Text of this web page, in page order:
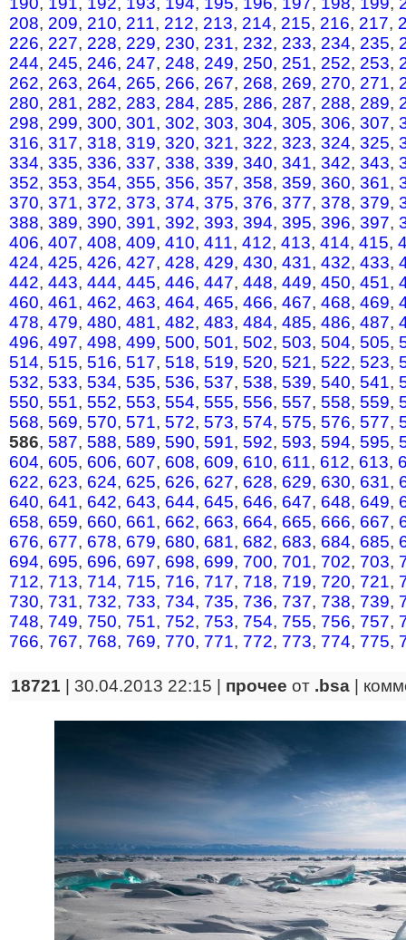
208, 209, 210, 211, 212, 213, 214, 215, 216, 217,
226, 227, 228, 229, 230, 231, 232, 233, 234, 235,
244, 245, 246, 247, 248, 249, 250, 251, 252, 253,
262, 263, 264, 265, 266, 267, 268, 269, 270, 271,
280, 281, 282, 283, 284, 285, 286, 287, 288, 289,
298, 299, 300, 301, 302, 303, 304, 305, 306, 307,
316, 317, 318, 319, 320, 321, 322, 323, 324, 325,
334, 335, 336, 337, 338, 339, 340, 341, 342, 343,
352, 353, 354, 355, 356, 357, 358, 359, 360, 361,
370, 371, 372, 373, 374, 375, 376, 377, 378, 379,
388, 389, 390, 391, 392, 393, 394, 395, 396, 397,
406, 407, 408, 409, 410, 411, 412, 413, 414, 415,
424, 425, 426, 427, 428, 429, 430, 431, 432, 433,
442, 443, 444, 445, 446, 447, 448, 449, 450, 451,
460, 461, 462, 463, 464, 465, 466, 467, 468, 469,
478, 479, 480, 481, 482, 483, 484, 485, 486, 487,
496, 497, 498, 499, 500, 501, 502, 503, 504, 505,
514, 515, 516, 517, 518, 519, 520, 521, 522, 523,
532, 533, 534, 535, 536, 537, 538, 539, 540, 541,
550, 551, 552, 553, 554, 555, 556, 557, 558, 559,
568, 569, 570, 571, 572, 573, 574, 575, 576, 577,
586, 587, 588, 589, 590, 591, 592, 593, 594, 595,
604, 605, 606, 607, 608, 609, 610, 611, 612, 613,
622, 623, 624, 625, 626, 627, 628, 629, 630, 631,
640, 641, 642, 643, 644, 645, 646, 647, 648, 649,
658, 659, 660, 661, 662, 663, 664, 665, 666, 667,
676, 677, 678, 679, 680, 681, 682, 683, 684, 685,
694, 695, 696, 697, 698, 699, 700, 701, 702, 703,
712, 713, 714, 715, 716, 717, 718, 719, 720, 721,
730, 731, 732, 733, 734, 735, 736, 737, 738, 739,
748, 749, 750, 751, 752, 753, 754, 755, 756, 757,
766, 767, 768, 769, 770, 771, 772, 773, 774, 775,
18721 | 30.04.2013 22:15 | прочее от .bsa